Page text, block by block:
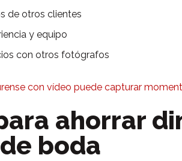
de otros clientes
y equipo
con otros fotógrafos
con vídeo puede capturar
ahorrar
boda